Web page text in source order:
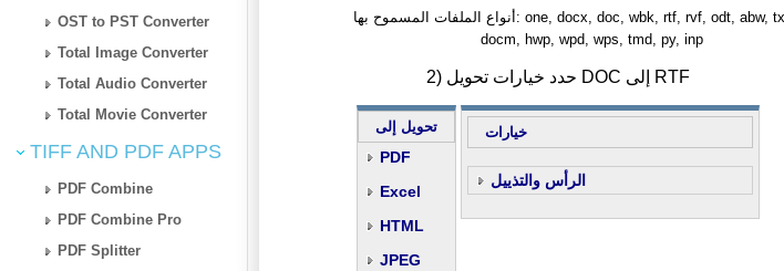
OST to PST Converter
Total Image Converter
Total Audio Converter
Total Movie Converter
TIFF AND PDF APPS
PDF Combine
PDF Combine Pro
PDF Splitter
أنواع الملفات المسموح بها: one, docx, doc, wbk, rtf, rvf, odt, abw, txt, dotx,
docm, hwp, wpd, wps, tmd, py, inp
2) حدد خيارات تحويل DOC إلى RTF
تحويل إلى
PDF
Excel
HTML
JPEG
خيارات
الرأس والتذييل